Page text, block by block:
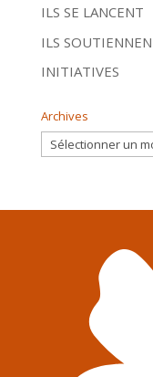
ILS SE LANCENT
ILS
INITIATIVES
Archives
Archives